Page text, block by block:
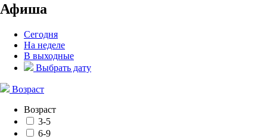
Афиша
Сегодня
На неделе
В выходные
Выбрать дату
Возраст
Возраст
3-5
6-9